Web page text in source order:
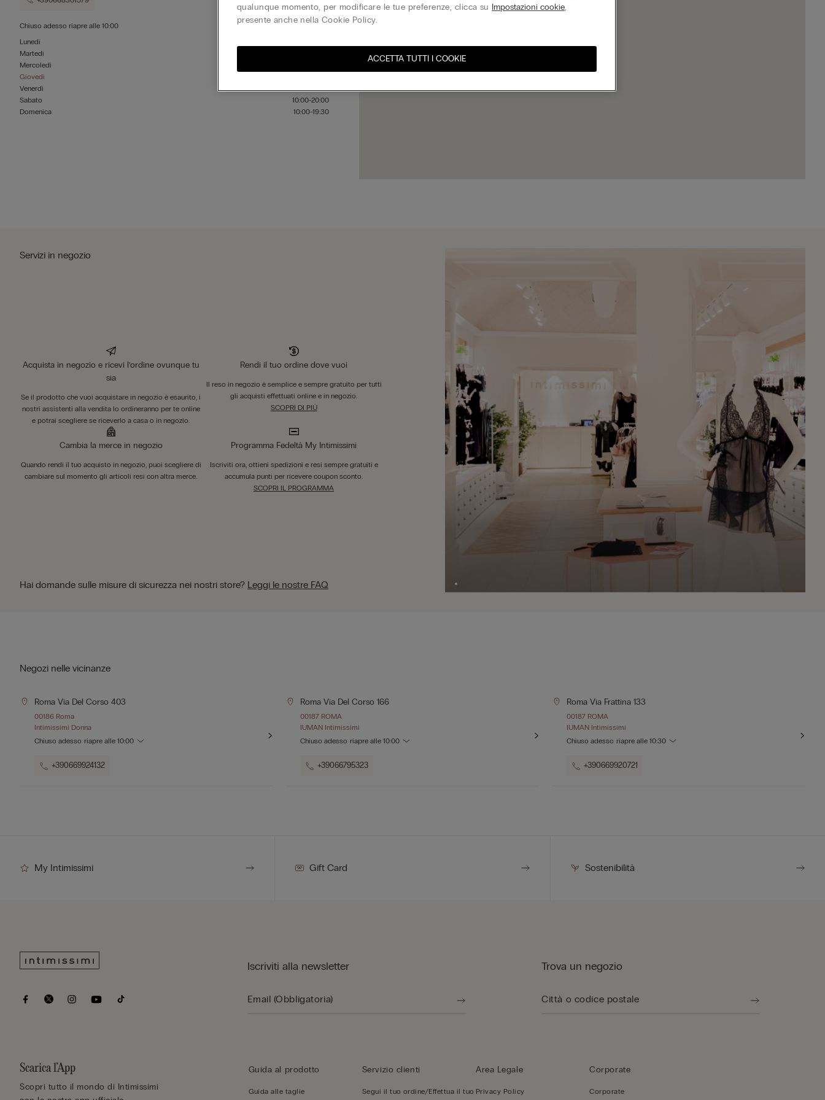
Chiuso adesso riapre alle 10:00
Lunedì
Martedì
Mercoledì
Giovedì
Venerdì
10:00-20:00
Sabato
10:00-20:00
Domenica
10:00-19:30
Servizi in negozio
Acquista in negozio e ricevi l’ordine ovunque tu
sia
Se il prodotto che vuoi acquistare in negozio è esaurito, i
nostri assistenti alla vendita lo ordineranno per te online
e potrai scegliere se riceverlo a casa o in negozio.
Rendi il tuo ordine dove vuoi
Il reso in negozio è semplice e sempre gratuito per tutti
gli acquisti effettuati online e in negozio.
SCOPRI DI PIÙ
Cambia la merce in negozio
Quando rendi il tuo acquisto in negozio, puoi scegliere di
cambiare sul momento gli articoli resi con altra merce.
Programma Fedeltà My Intimissimi
Iscriviti ora, ottieni spedizioni e resi sempre gratuiti e
accumula punti per ricevere coupon sconto.
SCOPRI IL PROGRAMMA
Hai domande sulle misure di sicurezza nei nostri store? Leggi le nostre FAQ
Negozi nelle vicinanze
Roma Via Del Corso 403
00186 Roma
Intimissimi Donna
Chiuso adesso riapre alle 10:00
+390669924132
Roma Via Del Corso 166
00187 ROMA
IUMAN Intimissimi
Chiuso adesso riapre alle10:00
+39066795323
Roma Via Frattina 133
00187 ROMA
IUMAN Intimissimi
Chiuso adesso riapre alle 10:30
+390669920721
My Intimissimi Gift Card Sostenibilità
Scarica l’App
Scopri tutto il mondo di Intimissimi
Iscriviti alla newsletter Trova un negozio
Guida al prodotto
Guida alle taglie
Servizio clienti
Segui il tuo ordine/Effettua il tuo
Area Legale
Privacy Policy
Corporate
Corporate
qualunque momento, per modificare le tue preferenze, clicca su Impostazioni cookie,
presente anche nella Cookie Policy.
ACCETTA TUTTI I COOKIE